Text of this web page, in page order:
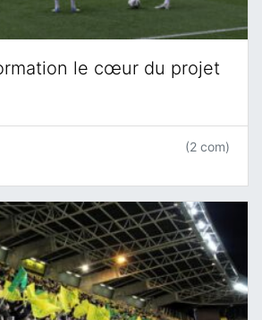
le cœur du projet
(2 com)